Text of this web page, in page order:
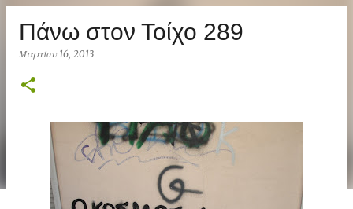
Πάνω στον Τοίχο 289
Μαρτίου 16, 2013